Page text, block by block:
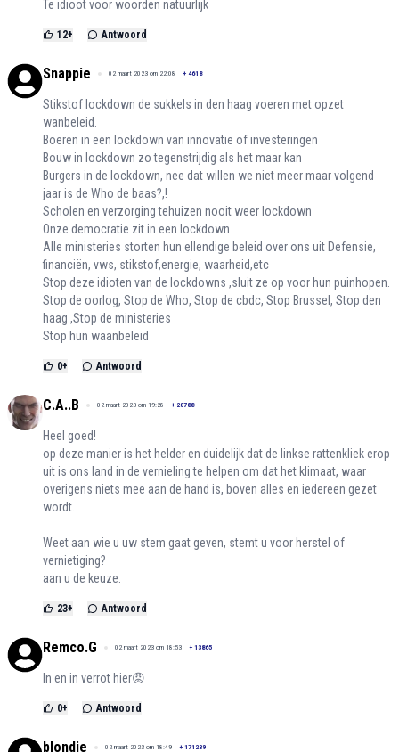
Te idioot voor woorden natuurlijk
12+ Antwoord
Snappie 02 maart 2023 om 22:08 + 4618
Stikstof lockdown de sukkels in den haag voeren met opzet
wanbeleid.
Boeren in een lockdown van innovatie of investeringen
Bouw in lockdown zo tegenstrijdig als het maar kan
Burgers in de lockdown, nee dat willen we niet meer maar volgend
jaar is de Who de baas?,!
Scholen en verzorging tehuizen nooit weer lockdown
Onze democratie zit in een lockdown
Alle ministeries storten hun ellendige beleid over ons uit Defensie,
financiën, vws, stikstof,energie, waarheid,etc
Stop deze idioten van de lockdowns ,sluit ze op voor hun puinhopen.
Stop de oorlog, Stop de Who, Stop de cbdc, Stop Brussel, Stop den
haag ,Stop de ministeries
Stop hun waanbeleid
0+ Antwoord
C.A..B 02 maart 2023 om 19:28 + 20788
Heel goed!
op deze manier is het helder en duidelijk dat de linkse rattenkliek erop
uit is ons land in de vernieling te helpen om dat het klimaat, waar
overigens niets mee aan de hand is, boven alles en iedereen gezet
wordt.
Weet aan wie u uw stem gaat geven, stemt u voor herstel of
vernietiging?
aan u de keuze.
23+ Antwoord
Remco.G 02 maart 2023 om 18:53 + 13865
In en in verrot hier😡
0+ Antwoord
blondie 02 maart 2023 om 18:49 + 171239